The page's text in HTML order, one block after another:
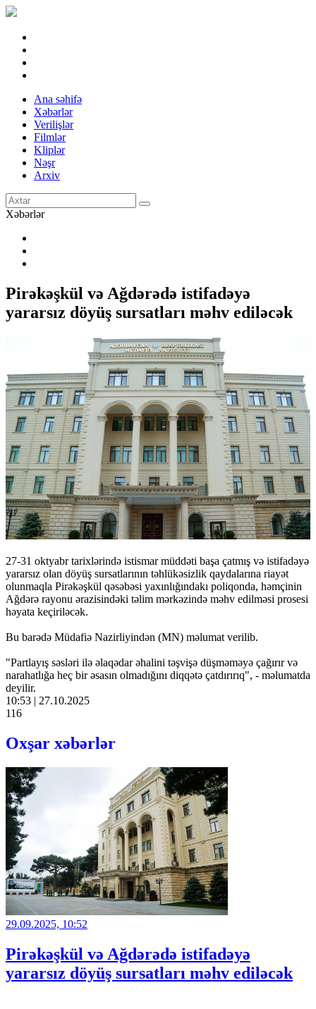
Ana səhifə
Xəbərlər
Verilişlər
Filmlər
Kliplər
Nəşr
Arxiv
Xəbərlər
Pirəkəşkül və Ağdərədə istifadəyə
yararsız döyüş sursatları məhv ediləcək
27-31 oktyabr tarixlərində istismar müddəti başa çatmış və istifadəyə
yararsız olan döyüş sursatlarının təhlükəsizlik qaydalarına riayət
olunmaqla Pirəkəşkül qəsəbəsi yaxınlığındakı poliqonda, həmçinin
Ağdərə rayonu ərazisindəki təlim mərkəzində məhv edilməsi prosesi
həyata keçiriləcək.
Bu barədə Müdafiə Nazirliyindən (MN) məlumat verilib.
"Partlayış səsləri ilə əlaqədar əhalini təşvişə düşməməyə çağırır və
narahatlığa heç bir əsasın olmadığını diqqətə çatdırırıq", - məlumatda
deyilir.
10:53 | 27.10.2025
116
Oxşar xəbərlər
29.09.2025, 10:52
Pirəkəşkül və Ağdərədə istifadəyə
yararsız döyüş sursatları məhv ediləcək